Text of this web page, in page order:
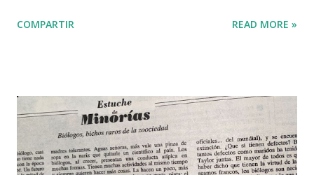
particularmente severa no sólo invita a irse los fines de
deliciosas de tonos brillantes y atractivos de rojo, violeta,
rosa mexicano y amarillo. Además de endulzarnos la
primavera, la temporada de pitayas brinda oportunidades
para reflexionar sobre el origen de los alimentos y nuestra
COMPARTIR READ MORE »